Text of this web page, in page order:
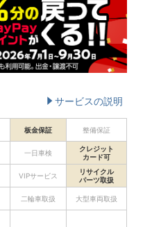
サービスの説明
板金保証 整備保証
一日車検
クレジット
カード可
VIPサービス
リサイクル
パーツ取扱
二輪車取扱 大型車両取扱